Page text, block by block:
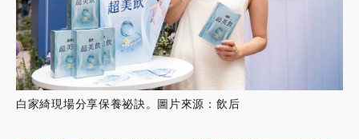
白家綺現場分享保養祕訣。圖片來源：飲后